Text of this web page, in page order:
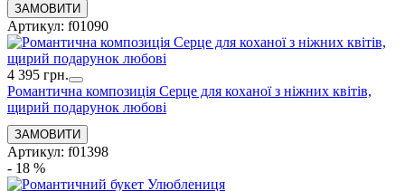
Артикул: f01090
4 395 грн.
Романтична композиція Серце для коханої з ніжних квітів,
щирий подарунок любові
Артикул: f01398
- 18 %